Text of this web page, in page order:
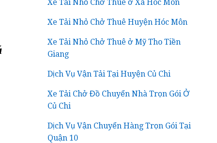
Xe Tải Nhỏ Chở Thuê ở Xã Hóc Môn
Xe Tải Nhỏ Chở Thuê Huyện Hóc Môn
Xe Tải Nhỏ Chở Thuê ở Mỹ Tho Tiền
Giang
Dịch Vụ Vận Tải Tại Huyện Củ Chi
Xe Tải Chở Đồ Chuyển Nhà Trọn Gói Ở
Củ Chi
Dịch Vụ Vận Chuyển Hàng Trọn Gói Tại
Quận 10